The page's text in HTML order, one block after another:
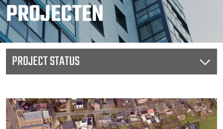
PROJECTEN
PROJECT STATUS